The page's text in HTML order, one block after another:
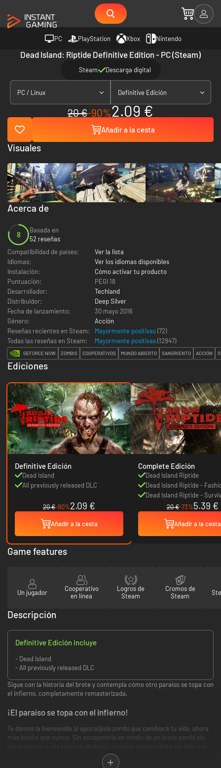
PC PlayStation Xbox Nintendo
Dead Island: Riptide Definitive Edition - PC (Steam)
Steam Descarga digital
PC / Linux Definitive Edición
20 €-90%2.09 €
Añadir a la cesta
Acerca de
8
Basada en
52 reseñas
Compatibilidad de países:
Ver la lista
Idiomas:
Ver los idiomas disponibles
Instalación:
Cómo activar tu producto
Puntuación:
PEGI 18
Desarrollador:
Techland
Distribuidor:
Deep Silver
Fecha de lanzamiento:
30 mayo 2016
Género:
Acción
Reseñas recientes en Steam:
Mayormente positivas(72)
Todas las reseñas en Steam:
Mayormente positivas(12947)
GEFORCE NOW ZOMBIS COOPERATIVOS MUNDO ABIERTO SANGRIENTO ACCIÓN
Ediciones
Definitive Edición
Dead Island
All previously released DLC
20 €-90%2.09 €
Añadir a la cesta
Complete Edición
Dead Island Riptide
Dead Island Riptide -
DLC
Dead Island Riptide -
20 €-73%5.39 €
Añadir a la cesta
Visuales
Game features
Un jugador
Cooperativo
en línea
Logros de
Steam
Cromos de
Steam
Descripción
Definitive Edición incluye
- Dead Island
- All previously released DLC
Sigue con la historia del brote y contempla cómo otro paraíso se topa con
el infierno, completamente remasterizada.
¡El paraíso se topa con el infierno!
Te damos la bienvenida al apocalipsis zombi que cambiará tu vida, ahora
más bonito que nunca. Sin escapatoria en medio de un brote zombi sin